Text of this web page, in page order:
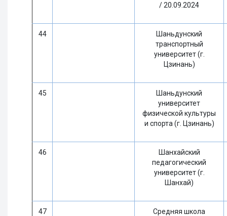
/ 20.09.2024
44
Шаньдунский
транспортный
университет (г.
Цзинань)
45
Шаньдунский
университет
физической культуры
и спорта (г. Цзинань)
46
Шанхайский
педагогический
университет (г.
Шанхай)
47
Средняя школа